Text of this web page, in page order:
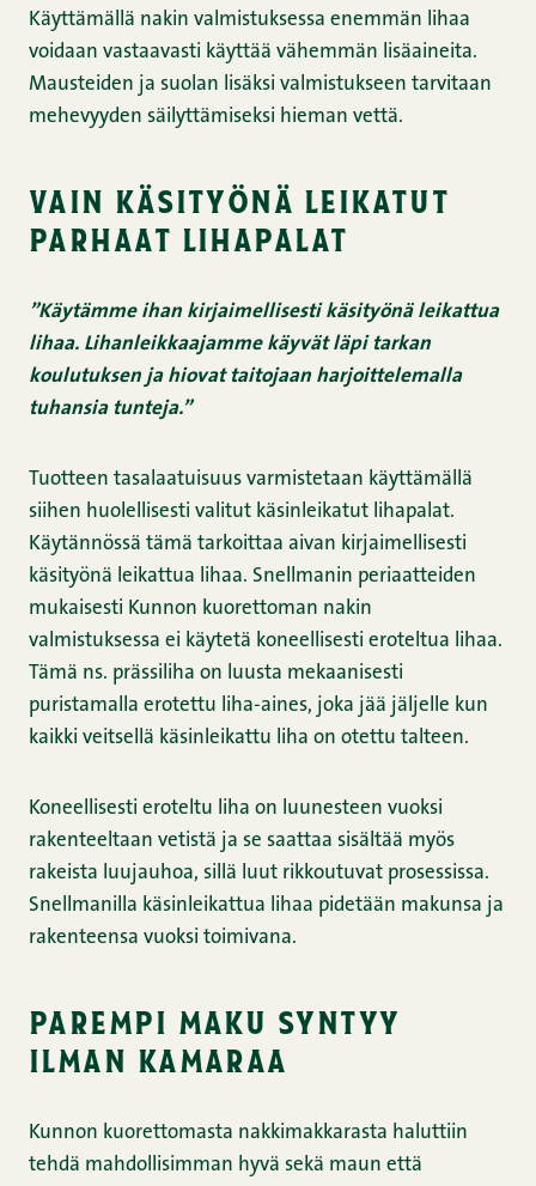
Käyttämällä nakin valmistuksessa enemmän lihaa
voidaan vastaavasti käyttää vähemmän lisäaineita.
Mausteiden ja suolan lisäksi valmistukseen tarvitaan
mehevyyden säilyttämiseksi hieman vettä.
vain käsityönä leikatut
parhaat lihapalat
”Käytämme ihan kirjaimellisesti käsityönä leikattua
lihaa. Lihanleikkaajamme käyvät läpi tarkan
koulutuksen ja hiovat taitojaan harjoittelemalla
tuhansia tunteja.”
Tuotteen tasalaatuisuus varmistetaan käyttämällä
siihen huolellisesti valitut käsinleikatut lihapalat.
Käytännössä tämä tarkoittaa aivan kirjaimellisesti
käsityönä leikattua lihaa. Snellmanin periaatteiden
mukaisesti Kunnon kuorettoman nakin
valmistuksessa ei käytetä koneellisesti eroteltua lihaa.
Tämä ns. prässiliha on luusta mekaanisesti
puristamalla erotettu liha-aines, joka jää jäljelle kun
kaikki veitsellä käsinleikattu liha on otettu talteen.
Koneellisesti eroteltu liha on luunesteen vuoksi
rakenteeltaan vetistä ja se saattaa sisältää myös
rakeista luujauhoa, sillä luut rikkoutuvat prosessissa.
Snellmanilla käsinleikattua lihaa pidetään makunsa ja
rakenteensa vuoksi toimivana.
parempi maku syntyy
ilman kamaraa
Kunnon kuorettomasta nakkimakkarasta haluttiin
tehdä mahdollisimman hyvä sekä maun että